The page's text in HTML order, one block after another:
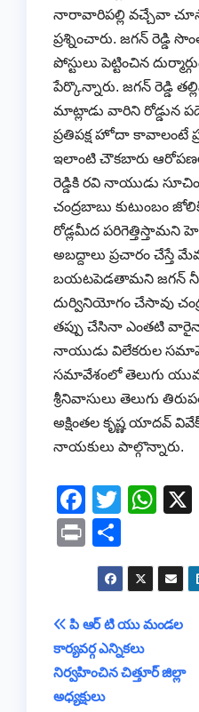
నారావారిపల్లి వచ్చేవా
ప్రశ్నించారు. జగన్ రెడ్డి
పోస్టులు పెట్టించిన
పేర్కొన్నారు. జగన్ రెడ్డి
మాట్లాడు వారిని రోడ్డున
ప్రతిపక్ష హోదా కావాలంటే
ఇలాంటి చౌకబారు
రెడ్డికి రవి నాయుడు
చంద్రబాబు కుటుంబం
రోడ్లమీద పరిగెత్తిస్తామని
అబద్దాలు ప్రచారం చేస్తే
బయటపెడతామని జగన్ నీ
దుర్వినియోగం చేసావు
తప్పు చేసినా ఎంతటి వారైనా
నాయుడు విలేకరుల
సమావేశంలో తెలుగు
శ్రీనివాసులు తెలుగు
అక్షింతల కృష్ణ యాదవ్
నాయకులు పాల్గొన్నారు.
F
a
c
e
b
o
o
k
T
tt
er
W
at
s
A
p
Pr
in h
ar
e
Post
navigation
పి ఆర్ టి యు మండల
కార్యవర్గ ఎన్నికలు
నిర్వహించిన చిత్తూర్ జిల్లా
అధ్యక్షులు